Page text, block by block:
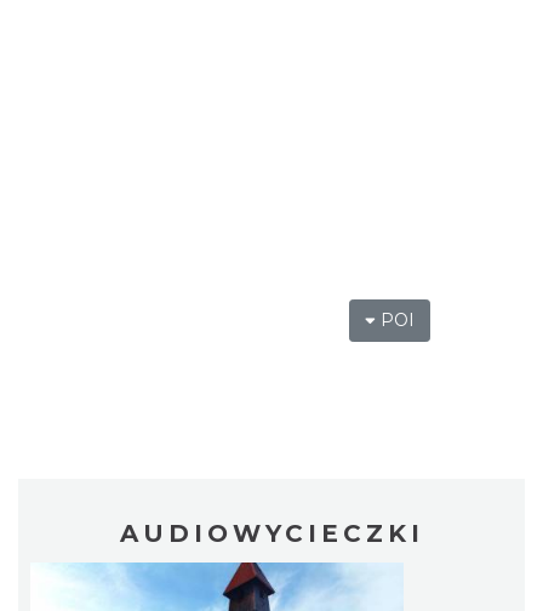
POI
AUDIOWYCIECZKI